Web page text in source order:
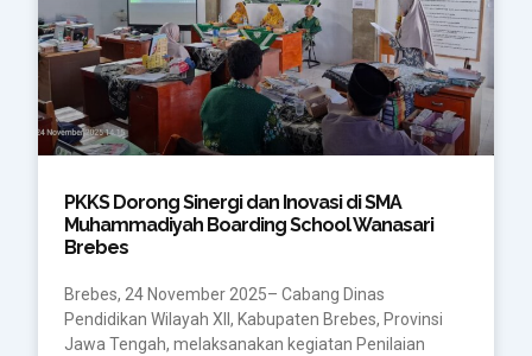
PKKS Dorong Sinergi dan Inovasi di SMA
Muhammadiyah Boarding School Wanasari
Brebes
Brebes, 24 November 2025– Cabang Dinas
Pendidikan Wilayah XII, Kabupaten Brebes, Provinsi
Jawa Tengah, melaksanakan kegiatan Penilaian